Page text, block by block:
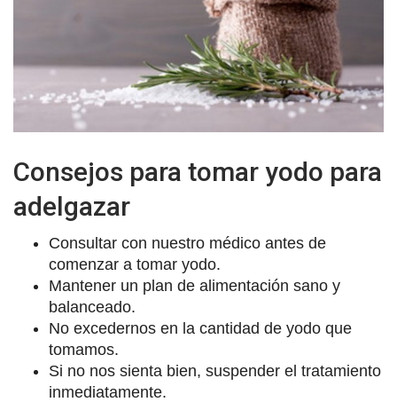
Consejos para tomar yodo para
adelgazar
Consultar con nuestro médico antes de
comenzar a tomar yodo.
Mantener un plan de alimentación sano y
balanceado.
No excedernos en la cantidad de yodo que
tomamos.
Si no nos sienta bien, suspender el tratamiento
inmediatamente.